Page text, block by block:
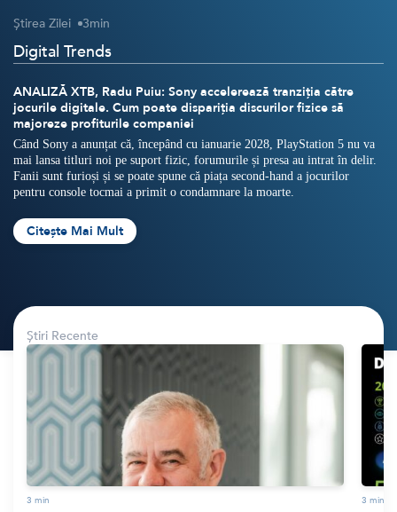
BROKERI
Crypto
Digital payments
TERMENUL ZILEI
Știrea Zilei 3min
Digital Trends
ANALIZĂ XTB, Radu Puiu: Sony accelerează tranziția către
jocurile digitale. Cum poate dispariția discurilor fizice să
majoreze profiturile companiei
Când Sony a anunțat că, începând cu ianuarie 2028, PlayStation 5 nu va
mai lansa titluri noi pe suport fizic, forumurile și presa au intrat în delir.
Fanii sunt furioși și se poate spune că piața second-hand a jocurilor
pentru console tocmai a primit o condamnare la moarte.
Citește Mai Mult
Știri Recente
3 min 3 min